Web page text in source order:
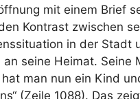
mit einem Brief
Kontrast zwischen
in der Stadt
an seine Heimat. Seine
hat man nun ein Kind
(Zeile 1088). Das